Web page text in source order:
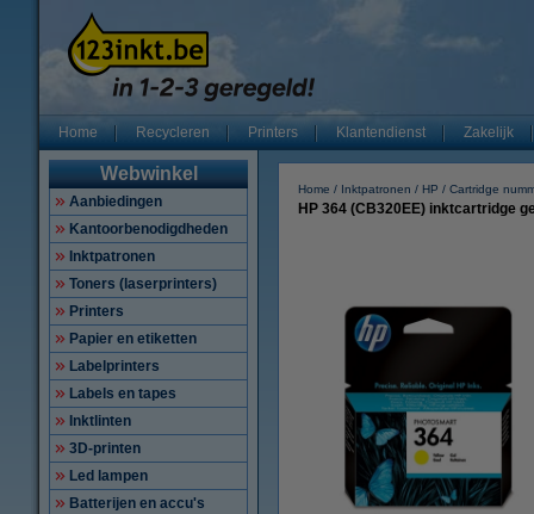
Home Recycleren Printers Klantendienst Zakelijk
Webwinkel
Aanbiedingen
Kantoorbenodigdheden
Inktpatronen
Toners (laserprinters)
Printers
Papier en etiketten
Labelprinters
Labels en tapes
Inktlinten
3D-printen
Led lampen
Batterijen en accu's
Home Inktpatronen HP Cartridge
HP 364 (CB320EE) inktcartridge